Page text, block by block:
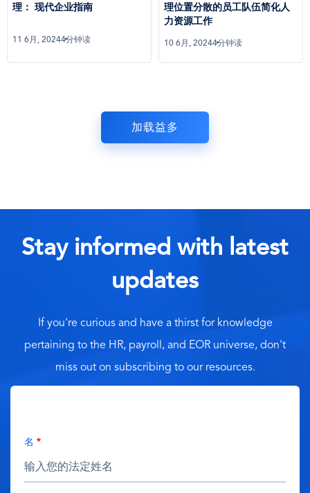
理： 现代企业指南
11 6月, 20244分钟读
理位置分散的员工队伍简化人
力资源工作
10 6月, 20244分钟读
加载益多
Stay informed with latest
updates
If you're curious and have a thirst for knowledge
pertaining to the HR, payroll, and EOR universe, don't
miss out on subscribing to our resources.
名